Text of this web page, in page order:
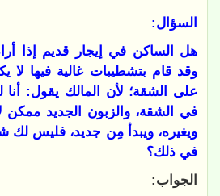
السؤال:
هل الساكن في إيجار قديم إذا
وقد قام بتشطيبات غالية فيها لا
على الشقة؛ لأن المالك يقول:
في الشقة، والزبون الجديد ممكن
ويغيره، ويبدأ مِن جديد، فليس
في ذلك؟
الجواب: